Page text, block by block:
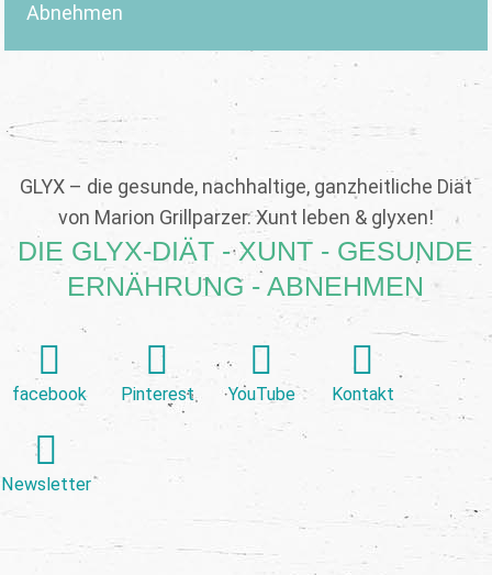
Abnehmen
GLYX – die gesunde, nachhaltige, ganzheitliche Diät
von Marion Grillparzer. Xunt leben & glyxen!
DIE GLYX-DIÄT - XUNT - GESUNDE
ERNÄHRUNG - ABNEHMEN
facebook Pinterest YouTube Kontakt
Newsletter